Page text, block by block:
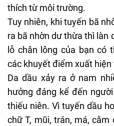
thích từ môi trường.
Tuy nhiên, khi tuyến bã
ra bã nhờn dư thừa thì làn
lỗ chân lông của bạn có
các khuyết điểm xuất hiện
Da dầu xảy ra ở nam
hưởng đáng kể đến
thiếu niên. Vì tuyến dầu
chữ T, mũi, trán, má,